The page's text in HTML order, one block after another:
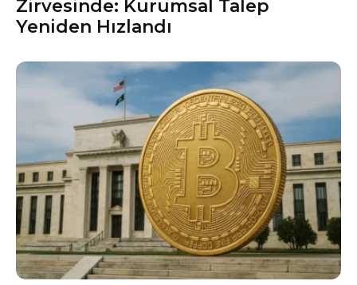
Zirvesinde: Kurumsal Talep
Yeniden Hızlandı